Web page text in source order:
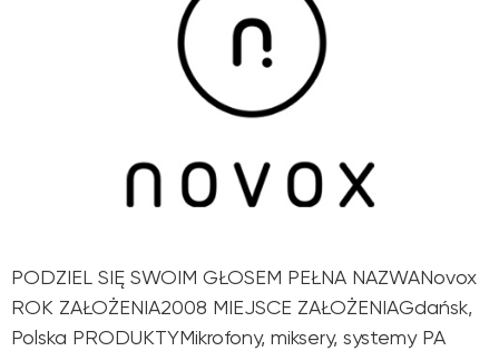
PODZIEL SIĘ SWOIM GŁOSEM PEŁNA NAZWANovox
ROK ZAŁOŻENIA2008 MIEJSCE ZAŁOŻENIAGdańsk,
Polska PRODUKTYMikrofony, miksery, systemy PA